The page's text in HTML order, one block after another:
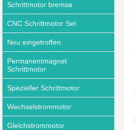
Schrittmotor bremse
CNC Schrittmotor Set
Neu eingetroffen
Permanentmagnet
Schrittmotor
Spezieller Schrittmotor
Wechselstrommotor
Gleichstrommotor